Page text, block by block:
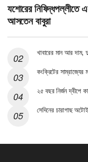
যশোরের
আসতেন বাবুরা
খাবারের মান আর দাম,
কংক্রিটের সাম্রাজ্যের
২৫ বছর নির্জন দ্বীপে
সেদিনের চারাগাছ